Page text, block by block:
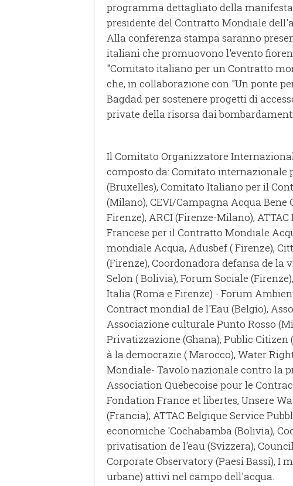
programma dettagliato della
presidente del Contratto Mondiale
Alla conferenza stampa saranno
italiani che promuovono l'evento
"Comitato italiano per un Contratto
che, in collaborazione con "Un ponte
Bagdad per sostenere progetti di
private della risorsa dai
Il Comitato Organizzatore
composto da: Comitato internazionale
(Bruxelles), Comitato Italiano per il
(Milano), CEVI/Campagna Acqua
Firenze), ARCI (Firenze-Milano),
Francese per il Contratto Mondiale
mondiale Acqua, Adusbef ( Firenze),
(Firenze), Coordonadora defansa de la
Selon ( Bolivia), Forum Sociale
Italia (Roma e Firenze) - Forum
Contract mondial de l'Eau (Belgio),
Associazione culturale Punto Rosso
Privatizzazione (Ghana), Public
à la democrazie ( Marocco), Water
Mondiale- Tavolo nazionale contro la
Association Quebecoise pour le
Fondation France et libertes, Unsere
(Francia), ATTAC Belgique Service
economiche 'Cochabamba (Bolivia),
privatisation de l'eau (Svizzera),
Corporate Observatory (Paesi Bassi), I
urbane) attivi nel campo dell'acqua.